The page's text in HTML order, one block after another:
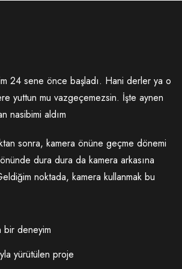
24 sene önce başladı. Hani derler ya o
yuttun mu vazgeçemezsin. İşte aynen
nasibimi aldım
sonra, kamera önüne geçme dönemi
dura dura da kamera arkasına
noktada, kamera kullanmak bu
bir deneyim
yürütülen proje